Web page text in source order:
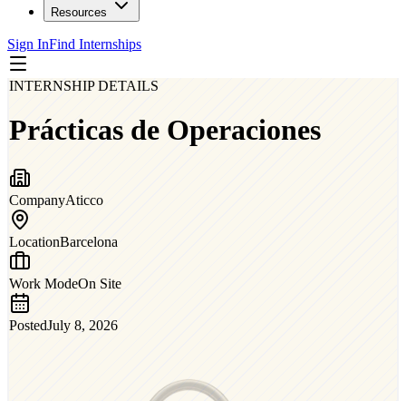
Resources
Sign InFind Internships
INTERNSHIP DETAILS
Prácticas de Operaciones
CompanyAticco
LocationBarcelona
Work ModeOn Site
PostedJuly 8, 2026